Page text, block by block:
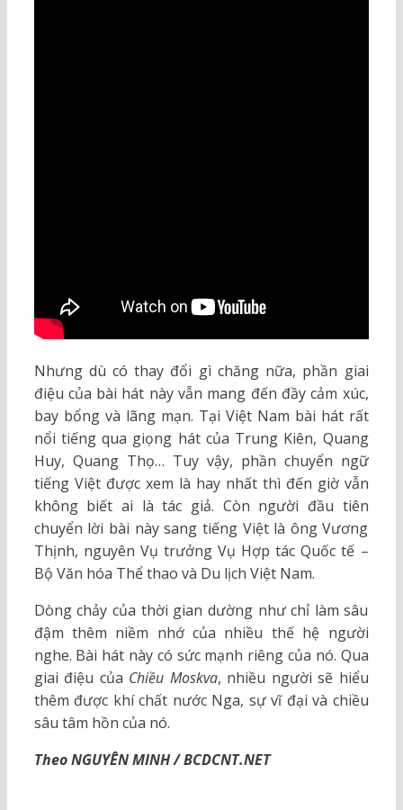
Nhưng dù có thay đổi gì chăng nữa, phần giai
điệu của bài hát này vẫn mang đến đầy cảm xúc,
bay bổng và lãng mạn. Tại Việt Nam bài hát rất
nổi tiếng qua giọng hát của Trung Kiên, Quang
Huy, Quang Thọ… Tuy vậy, phần chuyển ngữ
tiếng Việt được xem là hay nhất thì đến giờ vẫn
không biết ai là tác giả. Còn người đầu tiên
chuyển lời bài này sang tiếng Việt là ông Vương
Thịnh, nguyên Vụ trưởng Vụ Hợp tác Quốc tế –
Bộ Văn hóa Thể thao và Du lịch Việt Nam.
Dòng chảy của thời gian dường như chỉ làm sâu
đậm thêm niềm nhớ của nhiều thế hệ người
nghe. Bài hát này có sức mạnh riêng của nó. Qua
giai điệu của Chiều Moskva, nhiều người sẽ hiểu
thêm được khí chất nước Nga, sự vĩ đại và chiều
sâu tâm hồn của nó.
Theo NGUYÊN MINH / BCDCNT.NET